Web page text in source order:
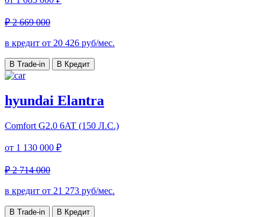
₽ 2 669 000
в кредит от 20 426 руб/мес.
В Trade-in В Кредит
hyundai Elantra
Comfort G2.0 6AT (150 Л.С.)
от 1 130 000 ₽
₽ 2 714 000
в кредит от 21 273 руб/мес.
В Trade-in В Кредит